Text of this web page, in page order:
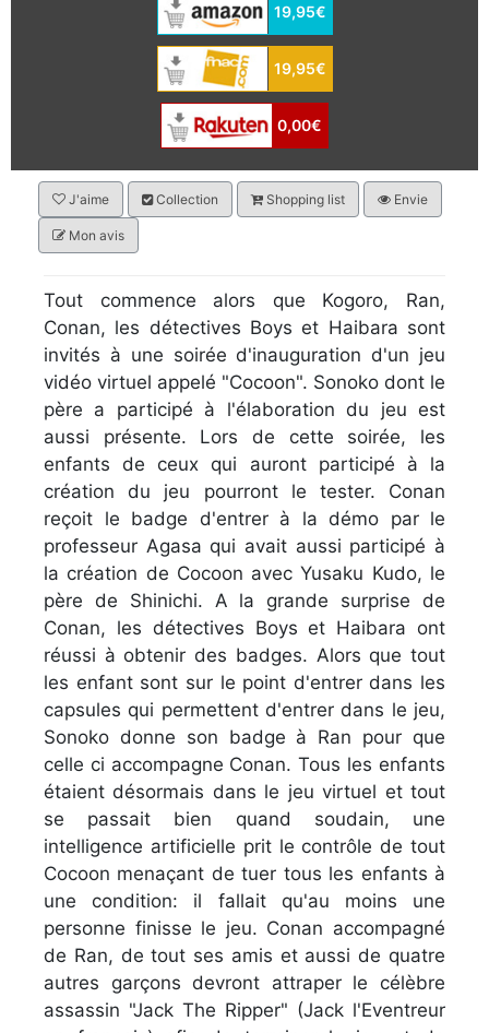
19,95€
19,95€
0,00€
J'aime Collection Shopping list Envie
Mon avis
Tout commence alors que Kogoro, Ran,
Conan, les détectives Boys et Haibara sont
invités à une soirée d'inauguration d'un jeu
vidéo virtuel appelé "Cocoon". Sonoko dont le
père a participé à l'élaboration du jeu est
aussi présente. Lors de cette soirée, les
enfants de ceux qui auront participé à la
création du jeu pourront le tester. Conan
reçoit le badge d'entrer à la démo par le
professeur Agasa qui avait aussi participé à
la création de Cocoon avec Yusaku Kudo, le
père de Shinichi. A la grande surprise de
Conan, les détectives Boys et Haibara ont
réussi à obtenir des badges. Alors que tout
les enfant sont sur le point d'entrer dans les
capsules qui permettent d'entrer dans le jeu,
Sonoko donne son badge à Ran pour que
celle ci accompagne Conan. Tous les enfants
étaient désormais dans le jeu virtuel et tout
se passait bien quand soudain, une
intelligence artificielle prit le contrôle de tout
Cocoon menaçant de tuer tous les enfants à
une condition: il fallait qu'au moins une
personne finisse le jeu. Conan accompagné
de Ran, de tout ses amis et aussi de quatre
autres garçons devront attraper le célèbre
assassin "Jack The Ripper" (Jack l'Eventreur